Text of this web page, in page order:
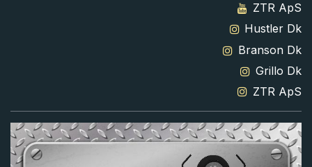
ZTR ApS
Hustler Dk
Branson Dk
Grillo Dk
ZTR ApS